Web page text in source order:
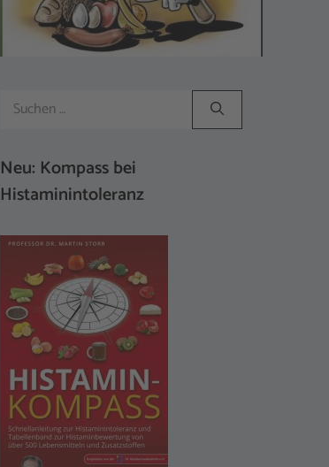
Suchen
nach:
Neu: Kompass bei
Histaminintoleranz